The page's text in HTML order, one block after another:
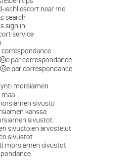
ischl escort near me
search
sign in
service
par correspondance
par correspondance
morsiamen
sivusto
kanssa
sivustot
sivustojen arvostelut
sivustot
morsiamen sivustot